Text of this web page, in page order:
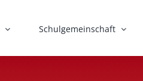
Schulgemeinschaft